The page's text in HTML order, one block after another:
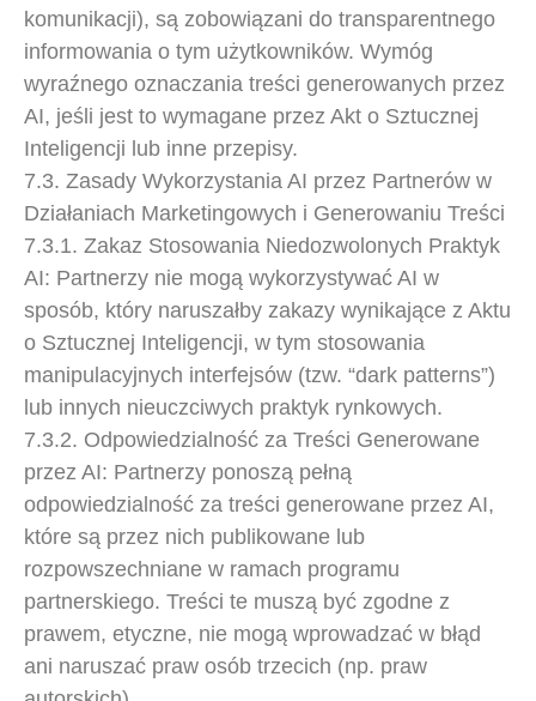
komunikacji), są zobowiązani do transparentnego
informowania o tym użytkowników. Wymóg
wyraźnego oznaczania treści generowanych przez
AI, jeśli jest to wymagane przez Akt o Sztucznej
Inteligencji lub inne przepisy.
7.3. Zasady Wykorzystania AI przez Partnerów w
Działaniach Marketingowych i Generowaniu Treści
7.3.1. Zakaz Stosowania Niedozwolonych Praktyk
AI: Partnerzy nie mogą wykorzystywać AI w
sposób, który naruszałby zakazy wynikające z Aktu
o Sztucznej Inteligencji, w tym stosowania
manipulacyjnych interfejsów (tzw. “dark patterns”)
lub innych nieuczciwych praktyk rynkowych.
7.3.2. Odpowiedzialność za Treści Generowane
przez AI: Partnerzy ponoszą pełną
odpowiedzialność za treści generowane przez AI,
które są przez nich publikowane lub
rozpowszechniane w ramach programu
partnerskiego. Treści te muszą być zgodne z
prawem, etyczne, nie mogą wprowadzać w błąd
ani naruszać praw osób trzecich (np. praw